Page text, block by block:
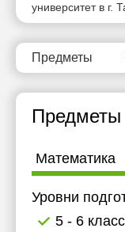
университет в г.
Предметы
Предметы
Математика
Уровни
5 - 6
17:00
17:30
18:00
19:00
21:00